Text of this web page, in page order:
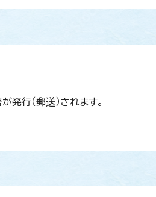
行（郵送）されます。